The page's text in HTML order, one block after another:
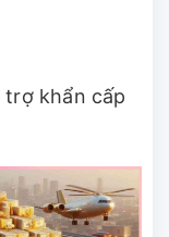
trợ khẩn cấp